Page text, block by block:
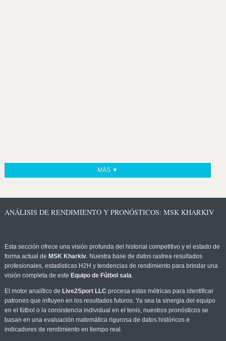
MÁS ▼
ANÁLISIS DE RENDIMIENTO Y PRONÓSTICOS: MSK KHARKIV
Esta sección ofrece una visión profunda del historial competitivo y el estado de
forma actual de MSK Kharkiv. Nuestra base de datos rastrea resultados
profesionales, estadísticas H2H y tendencias de rendimiento para brindar una
visión completa de este Equipo de Fútbol sala.
El motor analítico de Live2Sport LLC procesa estas métricas para identificar
patrones que influyen en los resultados futuros. Ya sea la sinergia del equipo
en el fútbol o la consistencia individual en el tenis, nuestros pronósticos se
basan en una evaluación matemática rigurosa de datos históricos e
indicadores de rendimiento en tiempo real.